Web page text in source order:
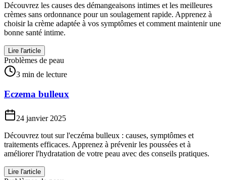
Découvrez les causes des démangeaisons intimes et les meilleures
crèmes sans ordonnance pour un soulagement rapide. Apprenez à
choisir la crème adaptée à vos symptômes et comment maintenir une
bonne santé intime.
Lire l'article
Problèmes de peau
3 min de lecture
Eczema bulleux
24 janvier 2025
Découvrez tout sur l'eczéma bulleux : causes, symptômes et
traitements efficaces. Apprenez à prévenir les poussées et à
améliorer l'hydratation de votre peau avec des conseils pratiques.
Lire l'article